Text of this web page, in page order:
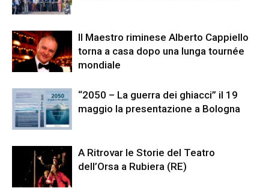
Il Maestro riminese Alberto Cappiello
torna a casa dopo una lunga tournée
mondiale
“2050 – La guerra dei ghiacci” il 19
maggio la presentazione a Bologna
A Ritrovar le Storie del Teatro
dell’Orsa a Rubiera (RE)